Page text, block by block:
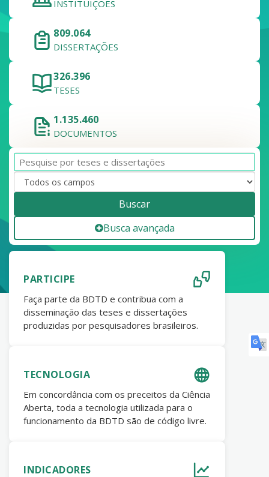
INSTITUIÇÕES
809.064
DISSERTAÇÕES
326.396
TESES
1.135.460
DOCUMENTOS
Buscar
Busca avançada
PARTICIPE
Faça parte da BDTD e contribua com a
disseminação das teses e dissertações
produzidas por pesquisadores brasileiros.
TECNOLOGIA
Em concordância com os preceitos da Ciência
Aberta, toda a tecnologia utilizada para o
funcionamento da BDTD são de código livre.
INDICADORES